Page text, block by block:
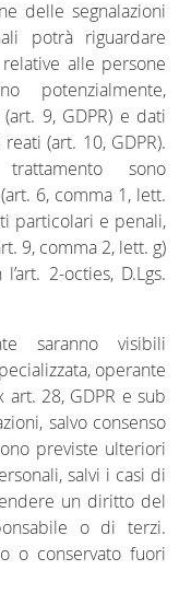
delle segnalazioni
potrà riguardare
alle persone
potenzialmente,
9, GDPR) e dati
(art. 10, GDPR).
sono
6, comma 1, lett.
particolari e penali,
9, comma 2, lett. g)
2-octies, D.Lgs.
saranno visibili
operante
28, GDPR e sub
salvo consenso
previste ulteriori
salvi i casi di
un diritto del
o di terzi.
o conservato fuori